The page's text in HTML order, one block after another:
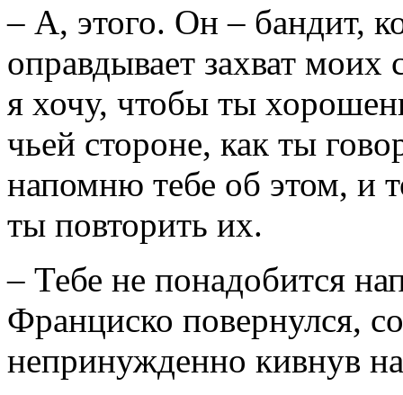
– А, этого. Он – бандит,
оправдывает захват
я хочу, чтобы ты
чьей стороне, как ты
напомню тебе об этом, и
ты повторить их.
– Тебе не понадобится
Франциско повернулся,
непринужденно кивнув